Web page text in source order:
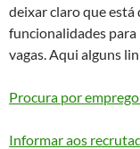
deixar claro que está
funcionalidades para
vagas. Aqui alguns
Procura por
Informar aos